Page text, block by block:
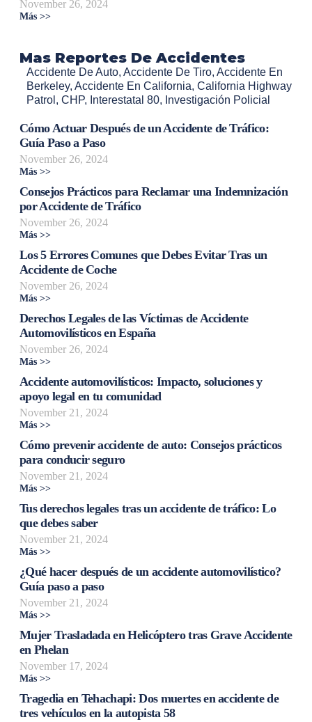
November 26, 2024
Más >>
Mas Reportes De Accidentes
Accidente De Auto, Accidente De Tiro, Accidente En
Berkeley, Accidente En California, California Highway
Patrol , CHP, Interestatal 80, Investigación Policial
Cómo Actuar Después de un Accidente de Tráfico:
Guía Paso a Paso
November 26, 2024
Más >>
Consejos Prácticos para Reclamar una Indemnización
por Accidente de Tráfico
November 26, 2024
Más >>
Los 5 Errores Comunes que Debes Evitar Tras un
Accidente de Coche
November 26, 2024
Más >>
Derechos Legales de las Víctimas de Accidente
Automovilísticos en España
November 26, 2024
Más >>
Accidente automovilísticos: Impacto, soluciones y
apoyo legal en tu comunidad
November 21, 2024
Más >>
Cómo prevenir accidente de auto: Consejos prácticos
para conducir seguro
November 21, 2024
Más >>
Tus derechos legales tras un accidente de tráfico: Lo
que debes saber
November 21, 2024
Más >>
¿Qué hacer después de un accidente automovilístico?
Guía paso a paso
November 21, 2024
Más >>
Mujer Trasladada en Helicóptero tras Grave Accidente
en Phelan
November 17, 2024
Más >>
Tragedia en Tehachapi: Dos muertes en accidente de
tres vehículos en la autopista 58